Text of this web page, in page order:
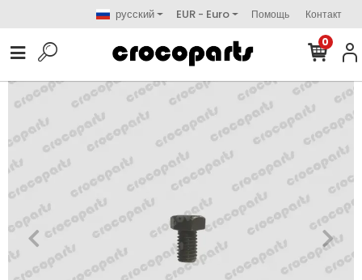
русский EUR - Euro Помощь Контакт
0